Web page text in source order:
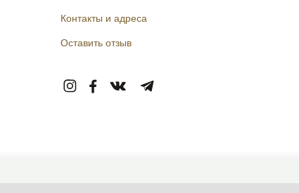
Контакты и адреса
Оставить отзыв